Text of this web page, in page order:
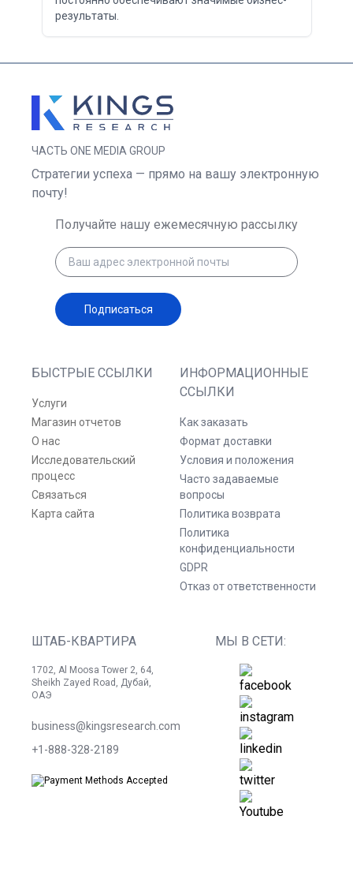
результаты.
ЧАСТЬ ONE MEDIA GROUP
БЫСТРЫЕ ССЫЛКИ
Услуги
Магазин отчетов
О нас
Исследовательский
процесс
Связаться
Карта сайта
ИНФОРМАЦИОННЫЕ
ССЫЛКИ
Как заказать
Формат доставки
Условия и положения
Часто задаваемые
вопросы
Политика возврата
Политика
конфиденциальности
GDPR
Отказ от ответственности
ШТАБ-КВАРТИРА
1702, Al Moosa Tower 2, 64,
Sheikh Zayed Road, Дубай,
ОАЭ
business@kingsresearch.com
+1-888-328-2189
МЫ В СЕТИ:
Стратегии успеха — прямо на вашу электронную
почту!
Получайте нашу ежемесячную рассылку
Подписаться